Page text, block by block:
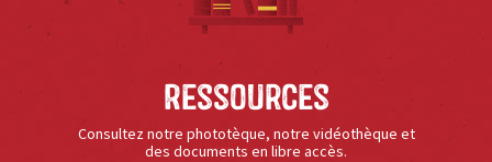
Ressources
Consultez notre phototèque, notre vidéothèque et
des documents en libre accès.